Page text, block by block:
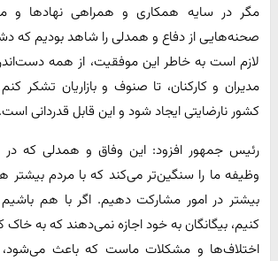
مگر در سایه همکاری و همراهی نهادها و
صحنه‌هایی از دفاع و همدلی را شاهد بودیم که
لازم است به خاطر این موفقیت، از همه
مدیران و کارکنان، تا صنوف و بازاریان تشکر
کشور نارضایتی ایجاد شود و این قابل قدردانی است.
رئیس جمهور افزود: این وفاق و همدلی که در
وظیفه ما را سنگین‌تر می‌کند که با مردم بیشتر
بیشتر در امور مشارکت دهیم. اگر با هم
کنیم، بیگانگان به خود اجازه نمی‌دهند که به
اختلاف‌ها و مشکلات ماست که باعث می‌شود،